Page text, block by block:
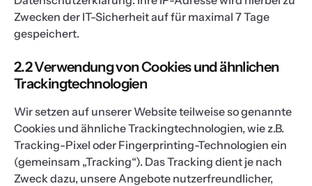
Zwecken der IT-Sicherheit auf für maximal 7 Tage
gespeichert.
2.2 Verwendung von Cookies und ähnlichen
Trackingtechnologien
Wir setzen auf unserer Website teilweise so genannte
Cookies und ähnliche Trackingtechnologien, wie z.B.
Tracking-Pixel oder Fingerprinting-Technologien ein
(gemeinsam „Tracking“). Das Tracking dient je nach
Zweck dazu, unsere Angebote nutzerfreundlicher,